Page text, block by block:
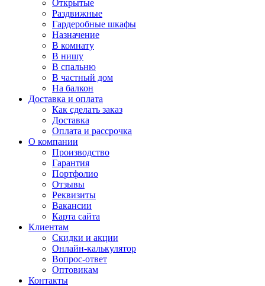
Открытые
Раздвижные
Гардеробные шкафы
Назначение
В комнату
В нишу
В спальню
В частный дом
На балкон
Доставка и оплата
Как сделать заказ
Доставка
Оплата и рассрочка
О компании
Производство
Гарантия
Портфолио
Отзывы
Реквизиты
Вакансии
Карта сайта
Клиентам
Скидки и акции
Онлайн-калькулятор
Вопрос-ответ
Оптовикам
Контакты